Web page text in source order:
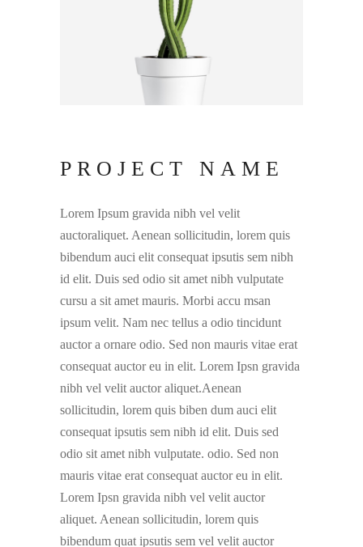
PROJECT NAME
Lorem Ipsum gravida nibh vel velit
auctoraliquet. Aenean sollicitudin, lorem quis
bibendum auci elit consequat ipsutis sem nibh
id elit. Duis sed odio sit amet nibh vulputate
cursu a sit amet mauris. Morbi accu msan
ipsum velit. Nam nec tellus a odio tincidunt
auctor a ornare odio. Sed non mauris vitae erat
consequat auctor eu in elit. Lorem Ipsn gravida
nibh vel velit auctor aliquet.Aenean
sollicitudin, lorem quis biben dum auci elit
consequat ipsutis sem nibh id elit. Duis sed
odio sit amet nibh vulputate. odio. Sed non
mauris vitae erat consequat auctor eu in elit.
Lorem Ipsn gravida nibh vel velit auctor
aliquet. Aenean sollicitudin, lorem quis
bibendum quat ipsutis sem vel velit auctor